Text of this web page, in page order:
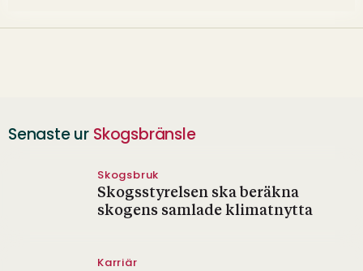
Senaste ur Skogsbränsle
Skogsbruk
Skogsstyrelsen ska beräkna
skogens samlade klimatnytta
Karriär